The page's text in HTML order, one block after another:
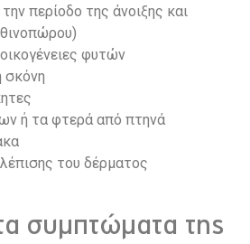
περίοδο της άνοιξης και
φυτών
σκόνη
ή τα φτερά από πτηνά
του δέρματος
συμπτώματα της